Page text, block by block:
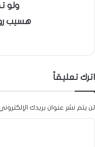
ولو
هسيب
اترك تعليقاً
لن يتم نشر عنوان بريدك